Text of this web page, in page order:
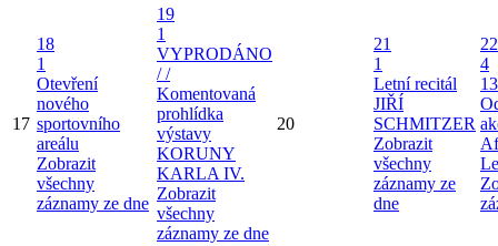
17
18
1
Otevření
nového
sportovního
areálu
Zobrazit
všechny
záznamy ze dne
19
1
VYPRODÁNO
/ /
Komentovaná
prohlídka
výstavy
KORUNY
KARLA IV.
Zobrazit
všechny
záznamy ze dne
20
21
1
Letní recitál
JIŘÍ
SCHMITZER
Zobrazit
všechny
záznamy ze
dne
22
4